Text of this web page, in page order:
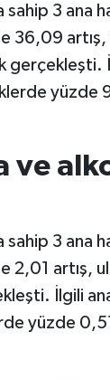
sahip 3 ana
36,09
gerçekleşti.
yüzde
ve
sahip 3
2,01 artış,
İlgili
yüzde